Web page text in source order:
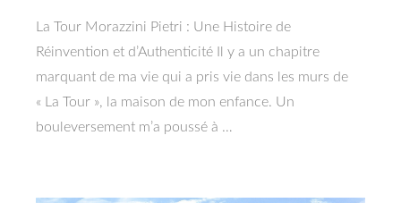
La Tour Morazzini Pietri : Une Histoire de
Réinvention et d’Authenticité Il y a un chapitre
marquant de ma vie qui a pris vie dans les murs de
« La Tour », la maison de mon enfance. Un
bouleversement m’a poussé à …